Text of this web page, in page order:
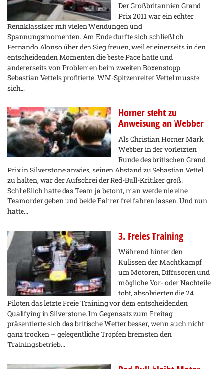
Der Großbritannien Grand
Prix 2011 war ein echter
Rennklassiker mit vielen Wendungen und
Spannungsmomenten. Am Ende durfte sich schließlich
Fernando Alonso über den Sieg freuen, weil er einerseits in den
entscheidenden Momenten die beste Pace hatte und
andererseits von Problemen beim zweiten Boxenstopp
Sebastian Vettels profitierte. WM-Spitzenreiter Vettel musste
sich…
Horner steht zu
Anweisung an Webber
Als Christian Horner Mark
Webber in der vorletzten
Runde des britischen Grand
Prix in Silverstone anwies, seinen Abstand zu Sebastian Vettel
zu halten, war der Aufschrei der Red-Bull-Kritiker groß.
Schließlich hatte das Team ja betont, man werde nie eine
Teamorder geben und beide Fahrer frei fahren lassen. Und nun
hatte…
3. Freies Training
Während hinter den
Kulissen der Machtkampf
um Motoren, Diffusoren und
mögliche Vor- oder Nachteile
tobt, absolvierten die 24
Piloten das letzte Freie Training vor dem entscheidenden
Qualifying in Silverstone. Im Gegensatz zum Freitag
präsentierte sich das britische Wetter besser, wenn auch nicht
ganz trocken – gelegentliche Tropfen bremsten den
Trainingsbetrieb…